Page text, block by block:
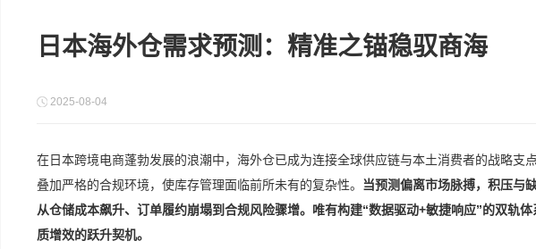
日本海外仓需求预测：精准之锚稳驭商海
2025-08-04
在日本跨境电商蓬勃发展的浪潮中，海外仓已成为连接全球供应链与本土消费者的战略支
叠加严格的合规环境，使库存管理面临前所未有的复杂性。
当预测偏离市场脉搏，积压
从仓储成本飙升、订单履约崩塌到合规风险骤增。唯有构建“数据驱动+敏捷响应”的双轨
质增效的跃升契机。